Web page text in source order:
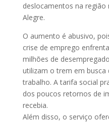
deslocamentos na
Alegre.
O aumento é abusivo,
crise de emprego
milhões de
utilizam o trem em busca
trabalho. A tarifa social
dos poucos retornos de
recebia.
Além disso, o serviço